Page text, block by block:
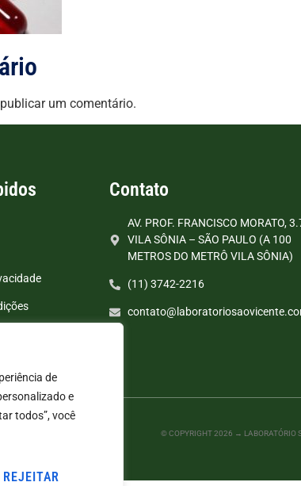
de
e
todos”, você
REJEITAR
um comentário.
Contato
AV. PROF. FRANCISCO MORATO,
VILA SÔNIA – SÃO PAULO (A 100
METROS DO METRÔ VILA SÔNIA)
(11) 3742-2216
© COPYRIGHT2026 → LABORATÓRIO